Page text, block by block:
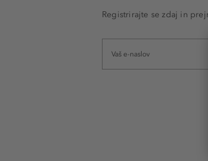
Registrirajte se zdaj in